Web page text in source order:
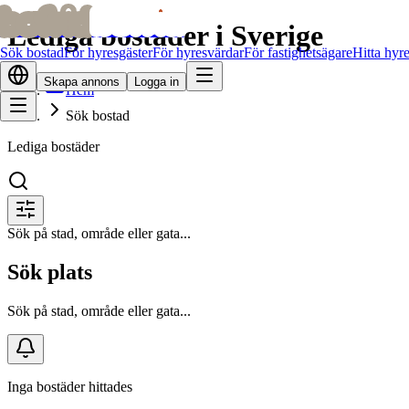
bofridbofrid
Sök bostadFör hyresgästerFör hyresvärdarFör fastighetsägareHitta
Skapa annons Logga in
Lediga bostäder i Sverige
Hem
Sök bostad
Lediga bostäder
Sök på stad, område eller gata...
Sök plats
Sök på stad, område eller gata...
Inga bostäder hittades